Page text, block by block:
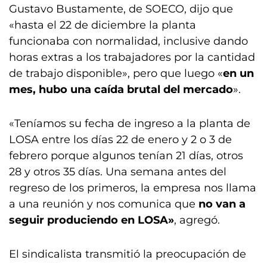
Gustavo Bustamente, de SOECO, dijo que
«hasta el 22 de diciembre la planta
funcionaba con normalidad, inclusive dando
horas extras a los trabajadores por la cantidad
de trabajo disponible», pero que luego «en un
mes, hubo una caída brutal del mercado».
«Teníamos su fecha de ingreso a la planta de
LOSA entre los días 22 de enero y 2 o 3 de
febrero porque algunos tenían 21 días, otros
28 y otros 35 días. Una semana antes del
regreso de los primeros, la empresa nos llama
a una reunión y nos comunica que no van a
seguir produciendo en LOSA», agregó.
El sindicalista transmitió la preocupación de